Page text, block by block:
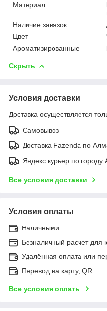
Материал
Наличие завязок
Цвет
Ароматизированные
Скрыть
Условия доставки
Доставка осуществляется
Самовывоз
Доставка Fazenda по
Яндекс курьер по городу
Все условия доставки
Условия оплаты
Наличными
Безналичный расчет для
Удалённая оплата или
Перевод на карту, QR
Все условия оплаты